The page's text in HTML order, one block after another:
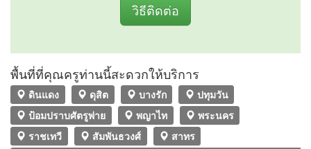
วิธีติดต่อ
พื้นที่ที่คุณครูท่านนี้สะดวกให้บริการ
ดินแดง ดุสิต บางรัก
ปทุมวัน
ป้อมปราบศัตรูพ่าย
พญาไท
พระนคร
ราชเทวี
สัมพันธวงศ์
สาทร